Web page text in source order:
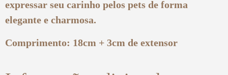
expressar seu carinho pelos pets de forma
elegante e charmosa.
Comprimento: 18cm + 3cm de extensor